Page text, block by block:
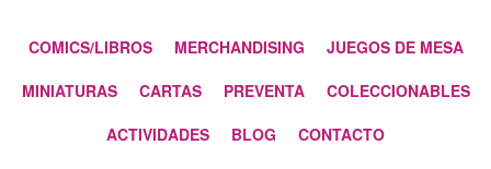
COMICS/LIBROS MERCHANDISING
JUEGOS DE MESA
MINIATURAS
CARTAS PREVENTA
COLECCIONABLES
ACTIVIDADES
BLOG CONTACTO